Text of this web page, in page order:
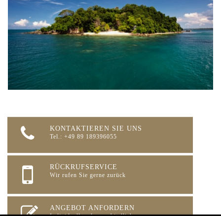
KONTAKTIEREN SIE UNS
Tel.: +49 89 189396055
RÜCKRUFSERVICE
Wir rufen Sie gerne zurück
ANGEBOT ANFORDERN